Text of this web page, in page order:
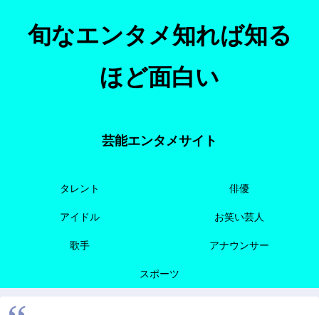
旬なエンタメ知れば知る
ほど面白い
芸能エンタメサイト
タレント 俳優
アイドル お笑い芸人
歌手 アナウンサー
スポーツ